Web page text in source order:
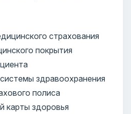
страхования
покрытия
здравоохранения
полиса
карты здоровья